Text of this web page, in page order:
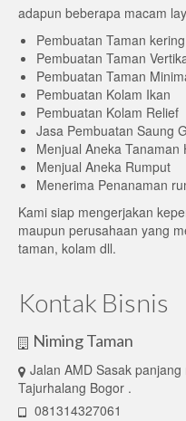
adapun beberapa macam
Pembuatan Taman kering
Pembuatan Taman
Pembuatan Taman
Pembuatan Kolam Ikan
Pembuatan Kolam Relief
Jasa Pembuatan Saung
Menjual Aneka Tanaman
Menjual Aneka Rumput
Menerima Penanaman
Kami siap mengerjakan
maupun perusahaan yang
taman, kolam dll.
Kontak Bisnis
Niming Taman
Jalan AMD Sasak
Tajurhalang Bogor .
081314327061